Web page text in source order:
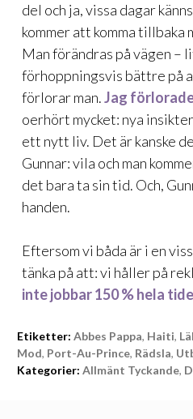
del och ja, vissa dagar
kommer att komma tillbaka
Man förändras på vägen –
förhoppningsvis bättre på
förlorar man.Jag
oerhört mycket: nya
ett nytt liv. Det är kanske
Gunnar: vila och man
det bara ta sin tid. Och,
handen.
Eftersom vi båda är i en
tänka på att: vi håller på
inte jobbar 150 % hela
Etiketter: Abbes Pappa, Haiti,
Mod, Port-Au-Prince, Rädsla,
Kategorier: Allmänt Tyckande,